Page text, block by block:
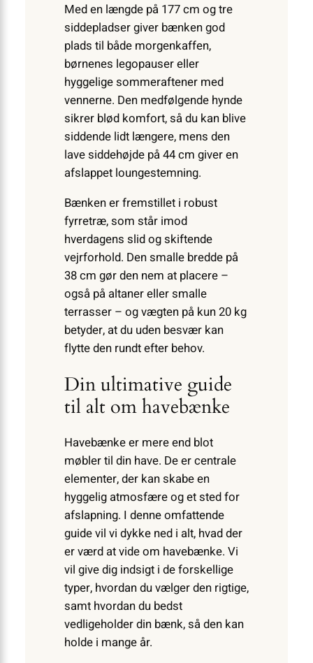
Med en længde på 177 cm og tre
siddepladser giver bænken god
plads til både morgen­kaffen,
børnenes legopauser eller
hyggelige sommeraftener med
vennerne. Den medfølgende hynde
sikrer blød komfort, så du kan blive
siddende lidt længere, mens den
lave siddehøjde på 44 cm giver en
afslappet loungestemning.
Bænken er fremstillet i robust
fyrretræ, som står imod
hverdagens slid og skiftende
vejrforhold. Den smalle bredde på
38 cm gør den nem at placere –
også på altaner eller smalle
terrasser – og vægten på kun 20 kg
betyder, at du uden besvær kan
flytte den rundt efter behov.
Din ultimative guide
til alt om havebænke
Havebænke er mere end blot
møbler til din have. De er centrale
elementer, der kan skabe en
hyggelig atmosfære og et sted for
afslapning. I denne omfattende
guide vil vi dykke ned i alt, hvad der
er værd at vide om havebænke. Vi
vil give dig indsigt i de forskellige
typer, hvordan du vælger den rigtige,
samt hvordan du bedst
vedligeholder din bænk, så den kan
holde i mange år.